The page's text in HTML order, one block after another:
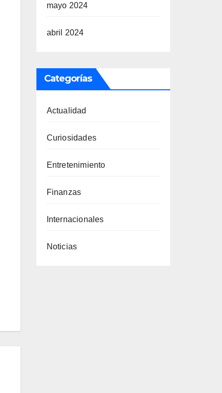
mayo 2024
abril 2024
Categorías
Actualidad
Curiosidades
Entretenimiento
Finanzas
Internacionales
Noticias